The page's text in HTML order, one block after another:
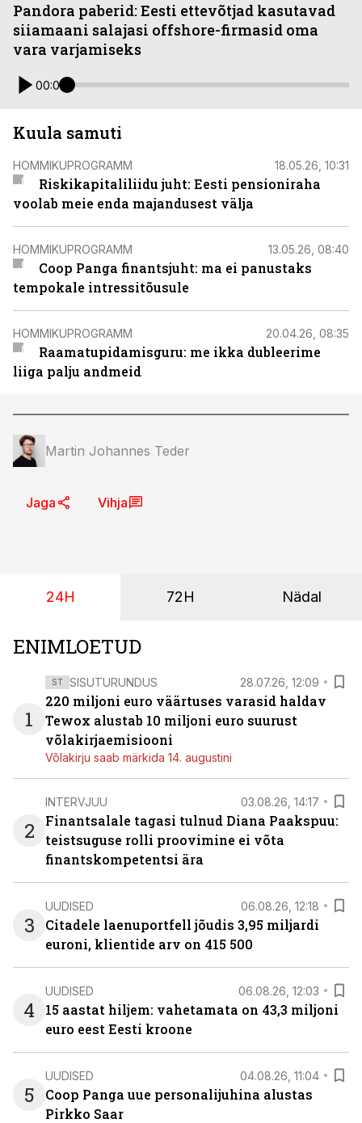
Pandora paberid: Eesti ettevõtjad kasutavad
siiamaani salajasi offshore-firmasid oma
vara varjamiseks
00:00
Kuula samuti
HOMMIKUPROGRAMM 18.05.26, 10:31
Riskikapitaliliidu juht: Eesti pensioniraha
voolab meie enda majandusest välja
HOMMIKUPROGRAMM 13.05.26, 08:40
Coop Panga finantsjuht: ma ei panustaks
tempokale intressitõusule
HOMMIKUPROGRAMM 20.04.26, 08:35
Raamatupidamisguru: me ikka dubleerime
liiga palju andmeid
Martin Johannes Teder
Jaga Vihja
24H 72H Nädal
ENIMLOETUD
1
ST SISUTURUNDUS 28.07.26, 12:09
220 miljoni euro väärtuses varasid haldav
Tewox alustab 10 miljoni euro suurust
võlakirjaemisiooni
Võlakirju saab märkida 14. augustini
2
INTERVJUU 03.08.26, 14:17
Finantsalale tagasi tulnud Diana Paakspuu:
teistsuguse rolli proovimine ei võta
finantskompetentsi ära
3
UUDISED 06.08.26, 12:18
Citadele laenuportfell jõudis 3,95 miljardi
euroni, klientide arv on 415 500
4
UUDISED 06.08.26, 12:03
15 aastat hiljem: vahetamata on 43,3 miljoni
euro eest Eesti kroone
5
UUDISED 04.08.26, 11:04
Coop Panga uue personalijuhina alustas
Pirkko Saar